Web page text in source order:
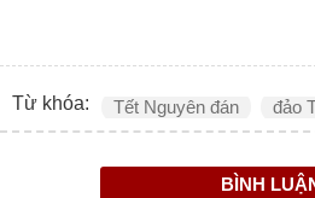
Từ khóa: Tết Nguyên đán đảo
BÌNH